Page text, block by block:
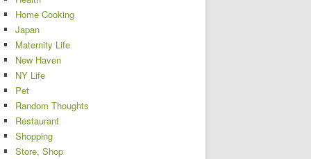
Home Cooking
Japan
Maternity Life
New Haven
NY Life
Pet
Random Thoughts
Restaurant
Shopping
Store, Shop